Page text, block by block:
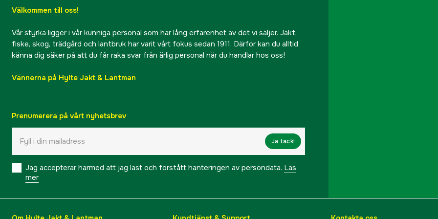
Välkommen till oss!
Vår styrka ligger i vår kunniga personal som har lång erfarenhet av det vi säljer. Jakt,
fiske, skog, trädgård och lantbruk har varit vårt fokus sedan 1911. Därför kan du alltid
känna dig säker på att du får raka svar från ärlig personal när du handlar hos oss!
Vännerna på Hylte Jakt & Lantman
Prenumerera på vårt nyhetsbrev
Ja tack!
Jag accepterar härmed att jag läst och förstått hanteringen av persondata. Läs
mer